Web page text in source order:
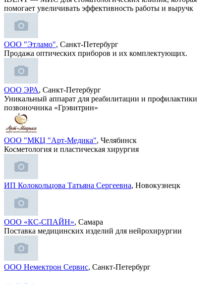
помогает увеличивать эффективность работы и выручк
ООО "Этламо", Санкт-Петербург
Продажа оптических приборов и их комплектующих.
ООО ЭРА, Санкт-Петербург
Уникальный аппарат для реабилитации и профилактики
позвоночника «Грэвитрин»
ООО "МКЦ "Арт-Медика", Челябинск
Косметология и пластическая хирургия
ИП Колокольцова Татьяна Сергеевна, Новокузнецк
ООО «КС-СПАЙН», Самара
Поставка медицинских изделий для нейрохирургии
ООО Немектрон Сервис, Санкт-Петербург